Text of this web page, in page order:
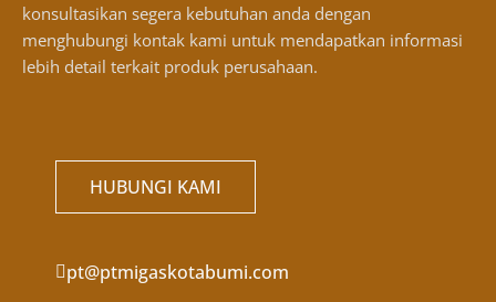
konsultasikan segera kebutuhan anda dengan
menghubungi kontak kami untuk mendapatkan informasi
lebih detail terkait produk perusahaan.
HUBUNGI KAMI
pt@ptmigaskotabumi.com